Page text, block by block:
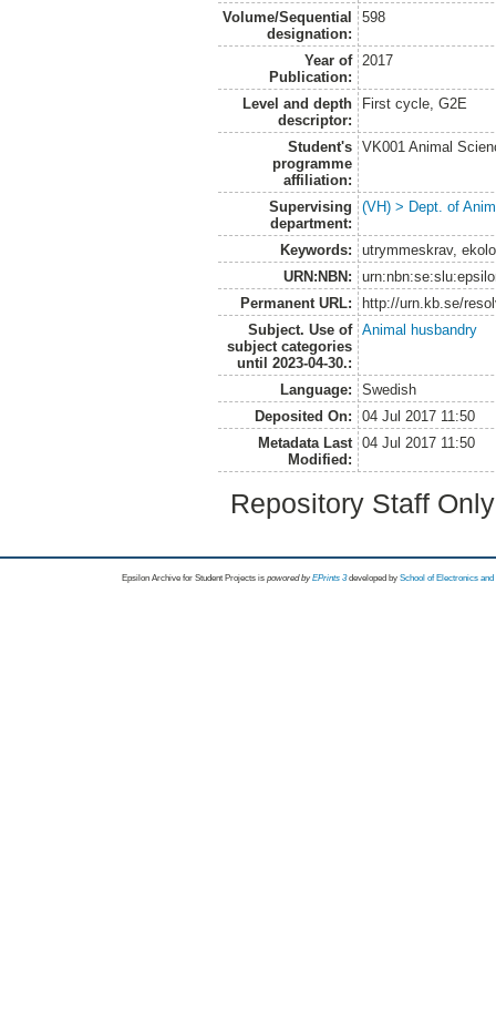
Volume/Sequential
designation:
598
Year of
Publication:
2017
Level and depth
descriptor:
First cycle, G2E
Student's
programme
affiliation:
VK001 Animal
Supervising
department:
(VH) > Dept. of
Keywords:
utrymmeskrav,
URN:NBN:
Permanent URL:
http://urn.kb.se/
Subject. Use of
subject categories
until 2023-04-30.:
Animal husbandry
Language:
Swedish
Deposited On:
04 Jul 2017 11:50
Metadata Last
Modified:
04 Jul 2017 11:50
Repository Staff
Epsilon Archive for Student Projects is powored byEPrints 3 developed by School of Electronics